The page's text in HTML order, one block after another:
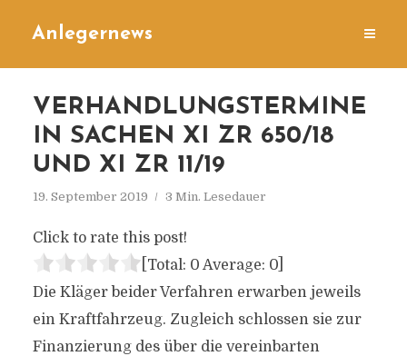
Anlegernews
VERHANDLUNGSTERMINE
IN SACHEN XI ZR 650/18
UND XI ZR 11/19
19. September 2019 3 Min. Lesedauer
Click to rate this post!
[Total: 0 Average: 0]
Die Kläger beider Verfahren erwarben jeweils
ein Kraftfahrzeug. Zugleich schlossen sie zur
Finanzierung des über die vereinbarten